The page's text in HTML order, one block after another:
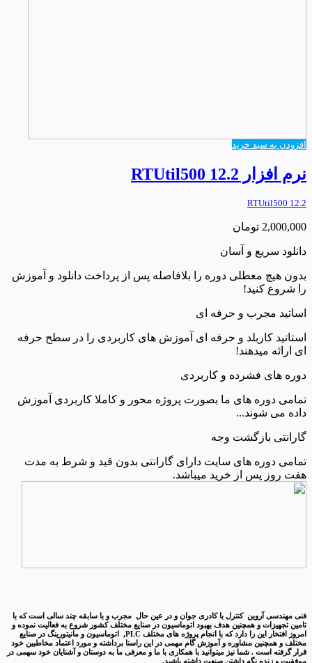
افزودن به سبد خرید
نرم افزار RTUtil500 12.2
RTUtil500 12.2
2,000,000 تومان
دانلود سریع و آسان
بدون هیچ معطلی دوره را بلافاصله پس از پرداخت دانلود و آموزش
را شروع کنید!
اساتید مجرب و حرفه ای
استاتید کاربلد و حرفه ای آموزش های کاربردی را در سطح حرفه
ای ارائه میدهند!
دوره های فشرده و کاربردی
تمامی دوره های ما بصورت پروژه محور و کاملا کاربردی آموزش
داده می شوند...
گارانتی بازگشت وجه
تمامی دوره های سایت دارای گارانتی بدون قید و شرط به مدت
هفت روز پس از خرید میباشد.
فنی مهندسی آروین کنترل با کادری جوان و در عین حال مجرب و با سابقه چند سالی است که با
تامین تجهیزات و همچنین هدف بهبود اتوماسیون در صنایع مختلف کشور شروع به فعالیت نموده و
امروز افتخار این را دارد که با انجام پروژه های مختلف PLC, اتوماسیون و مانیتورینگ در صنایع
مختلف و همچنین مشاوره و آموزش گام مهمی در این راستا برداشته و مورد اعتماد مخاطبین خود
قرار گرفته است . شما نیز میتوانید با همکاری با ما و معرفی ما به دوستان و آشنایان خود سهمی در
موفقیت و زنده نگه داشتن صنعت داشته باشید.